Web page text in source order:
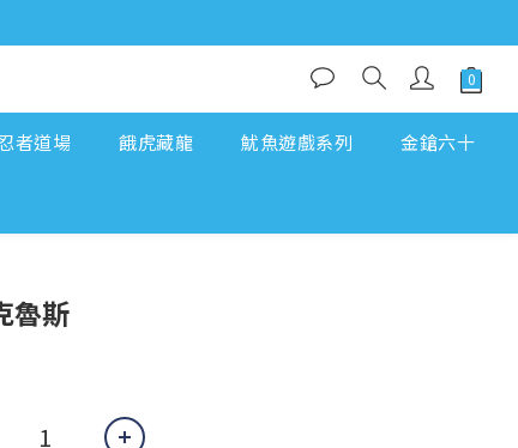
者道場 餓虎藏龍 魷魚遊戲系列 金鎗六十
魯斯